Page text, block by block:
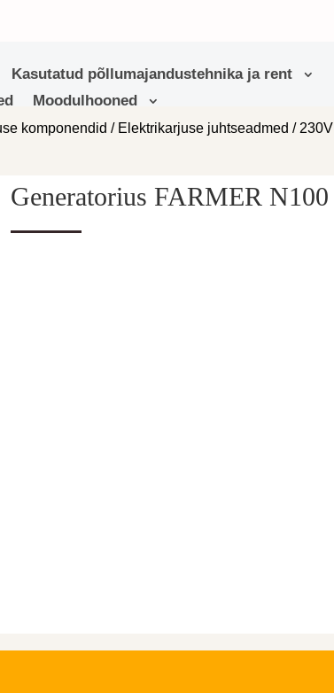
Kasutatud põllumajandustehnika ja rent
Moodulhooned
komponendid / Elektrikarjuse juhtseadmed /230V
Generatorius FARMER N100